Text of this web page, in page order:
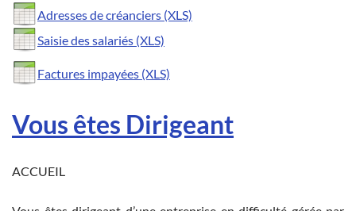
Adresses de créanciers (XLS)
Saisie des salariés (XLS)
Factures impayées (XLS)
Vous êtes Dirigeant
ACCUEIL